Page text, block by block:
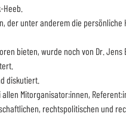
Heeb.
der unter anderem die persönliche
bieten, wurde noch von Dr.
diskutiert.
Mitorganisator:innen,
rechtspolitischen und